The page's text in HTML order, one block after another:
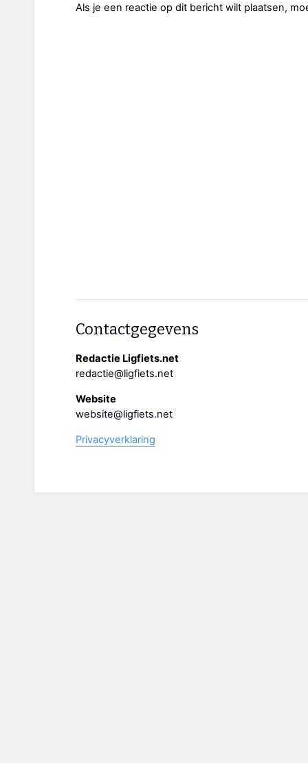
Als je een reactie op dit bericht wilt plaatsen,
Contactgegevens
Redactie Ligfiets.net
redactie@ligfiets.net
Website
website@ligfiets.net
Privacyverklaring